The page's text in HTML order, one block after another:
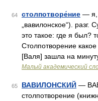
64 столпотворе́ние — я,
„вавилонское“).
это такое: где я был?
Столпотворение
[Валя] зашла на
Малый академический
65 ВАВИЛОНСКИЙ —
столпотворение